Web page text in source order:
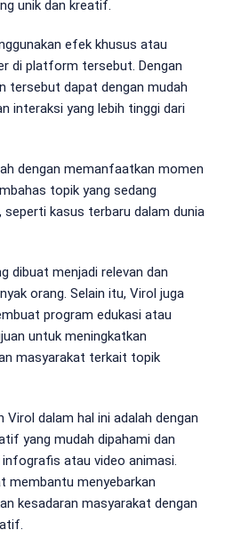
unik dan kreatif.
efek khusus atau
di platform tersebut. Dengan
tersebut dapat dengan mudah
interaksi yang lebih tinggi dari
dengan memanfaatkan momen
topik yang sedang
seperti kasus terbaru dalam dunia
dibuat menjadi relevan dan
orang. Selain itu, Virol juga
program edukasi atau
untuk meningkatkan
masyarakat terkait topik
dalam hal ini adalah dengan
yang mudah dipahami dan
atau video animasi.
membantu menyebarkan
kesadaran masyarakat dengan